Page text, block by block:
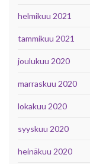
helmikuu 2021
tammikuu 2021
joulukuu 2020
marraskuu 2020
lokakuu 2020
syyskuu 2020
heinäkuu 2020